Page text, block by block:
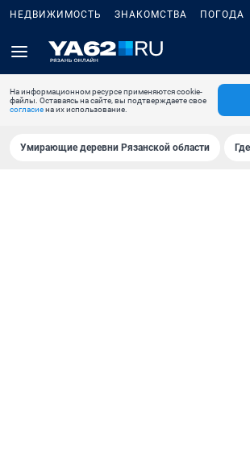
НЕДВИЖИМОСТЬ ЗНАКОМСТВА ПОГОДА
На информационном ресурсе применяются cookie-
файлы. Оставаясь на сайте, вы подтверждаете свое
согласиена их использование.
Умирающие деревни Рязанской области